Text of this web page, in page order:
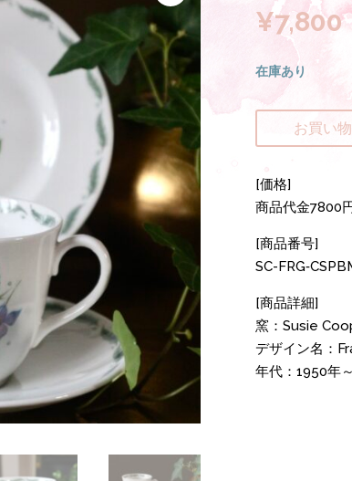
¥7,800
在庫あり
お買い
[価格]
商品代金7800
[商品番号]
SC-
[商品詳細]
窯：Susie
デザイン名：
年代：1950年